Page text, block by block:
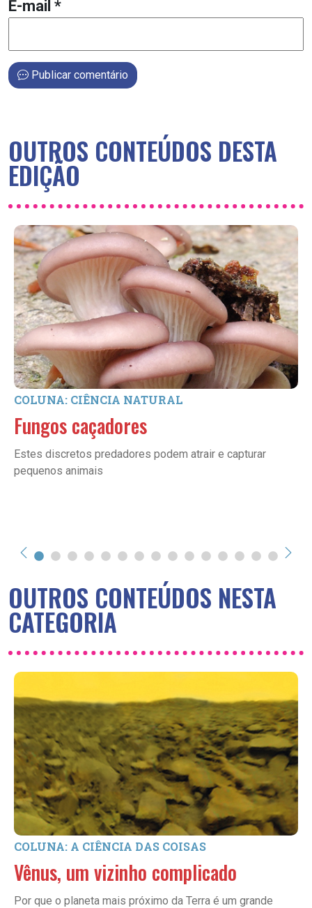
E-mail *
Publicar comentário
OUTROS CONTEÚDOS DESTA
EDIÇÃO
COLUNA: CIÊNCIA NATURAL
Fungos caçadores
Estes discretos predadores podem atrair e capturar
pequenos animais
OUTROS CONTEÚDOS NESTA
CATEGORIA
COLUNA: A CIÊNCIA DAS COISAS
Vênus, um vizinho complicado
Por que o planeta mais próximo da Terra é um grande